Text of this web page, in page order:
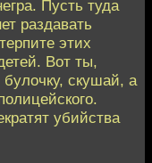
Пусть туда
раздавать
этих
Вот ты,
скушай, а
убийства